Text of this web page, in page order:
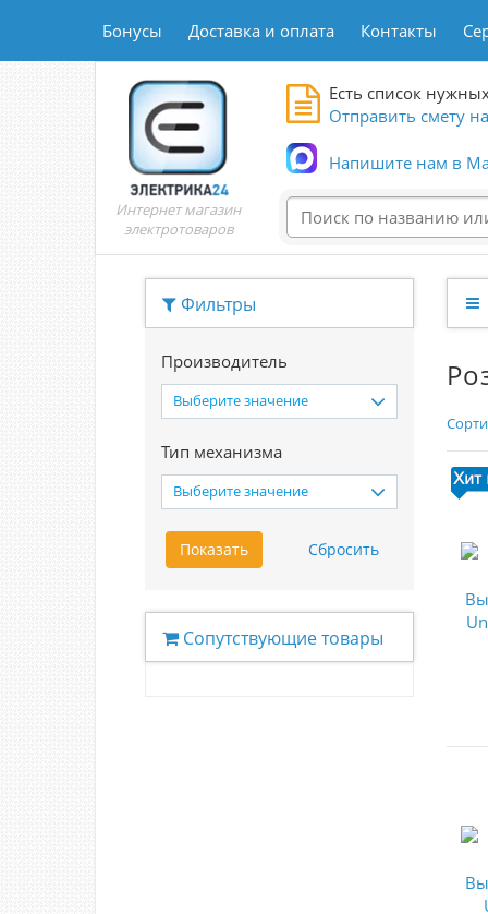
Бонусы Доставка и оплата Контакты
Интернет магазин
электротоваров
Есть список
Отправить смету
Напишите нам в
Фильтры
Производитель
Выберите значение
Тип механизма
Выберите значение
Сопутствующие товары